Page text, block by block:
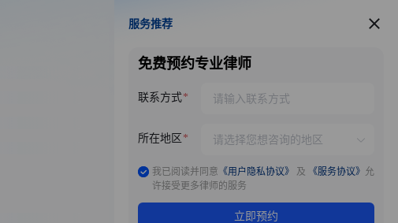
服务推荐
服务推荐
免费预约专业律师
联系方式
所在地区
我已阅读并同意 《用户隐私协议》 及 《服务协议》 允
许接受更多律师的服务
立即预约